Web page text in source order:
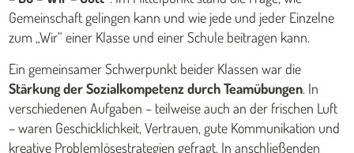
Gemeinschaft gelingen kann und wie jede und jeder Einzelne
zum „Wir“ einer Klasse und einer Schule beitragen kann.
Ein gemeinsamer Schwerpunkt beider Klassen war die
Stärkung der Sozialkompetenz durch Teamübungen. In
verschiedenen Aufgaben – teilweise auch an der frischen Luft
– waren Geschicklichkeit, Vertrauen, gute Kommunikation und
kreative Problemlösestrategien gefragt. In anschließenden